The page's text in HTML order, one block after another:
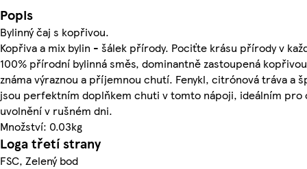
Popis
Bylinný čaj s kopřivou.
Kopřiva a mix bylin - šálek přírody. Pociťte krásu přírody v
100% přírodní bylinná směs, dominantně zastoupená
známa výraznou a příjemnou chutí. Fenykl, citrónová tráva a
jsou perfektním doplňkem chuti v tomto nápoji, ideálním pro
uvolnění v rušném dni.
Množství: 0.03kg
Loga třetí strany
FSC, Zelený bod